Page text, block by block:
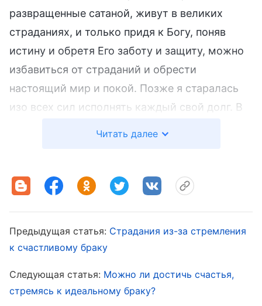
развращенные сатаной, живут в великих
страданиях, и только придя к Богу, поняв
истину и обретя Его заботу и защиту, можно
избавиться от страданий и обрести
настоящий мир и покой. Позже я старалась
изо всех сил исполнять каждый свой долг. В
возможностей обеспечивая им общение и
собираться, я очень радовалась и считала,
что это значимое дело.
Я думала о том, что мой парень еще не
Читать далее
Предыдущая статья: Страдания из-за стремления
к счастливому браку
Следующая статья: Можно ли достичь счастья,
стремясь к идеальному браку?